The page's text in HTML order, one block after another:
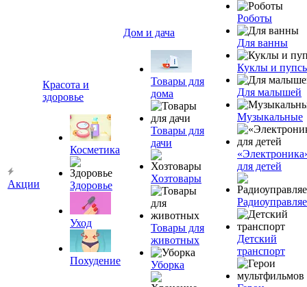
Акции
Красота и
здоровье
Косметика
Здоровье
Уход
Похудение
Дом и дача
Товары для
дома
Товары для
дачи
Хозтовары
Товары для
животных
Уборка
Роботы
Для ванны
Куклы и
Для малышей
Музыкальные
для детей
Детский
транспорт